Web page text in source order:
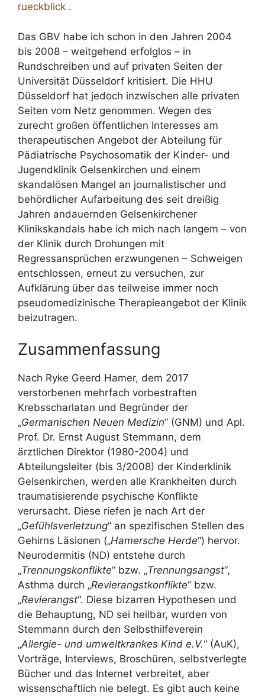
rueckblick .
Das GBV habe ich schon in den Jahren 2004
bis 2008 – weitgehend erfolglos – in
Rundschreiben und auf privaten Seiten der
Universität Düsseldorf kritisiert. Die HHU
Düsseldorf hat jedoch inzwischen alle privaten
Seiten vom Netz genommen. Wegen des
zurecht großen öffentlichen Interesses am
therapeutischen Angebot der Abteilung für
Pädiatrische Psychosomatik der Kinder- und
Jugendklinik Gelsenkirchen und einem
skandalösen Mangel an journalistischer und
behördlicher Aufarbeitung des seit dreißig
Jahren andauernden Gelsenkirchener
Klinikskandals habe ich mich nach langem – von
der Klinik durch Drohungen mit
Regressansprüchen erzwungenen – Schweigen
entschlossen, erneut zu versuchen, zur
Aufklärung über das teilweise immer noch
pseudomedizinische Therapieangebot der Klinik
beizutragen.
Zusammenfassung
Nach Ryke Geerd Hamer, dem 2017
verstorbenen mehrfach vorbestraften
Krebsscharlatan und Begründer der
„Germanischen Neuen Medizin“ (GNM) und Apl.
Prof. Dr. Ernst August Stemmann, dem
ärztlichen Direktor (1980-2004) und
Abteilungsleiter (bis 3/2008) der Kinderklinik
Gelsenkirchen, werden alle Krankheiten durch
traumatisierende psychische Konflikte
verursacht. Diese riefen je nach Art der
„Gefühlsverletzung“ an spezifischen Stellen des
Gehirns Läsionen („Hamersche Herde“) hervor.
Neurodermitis (ND) entstehe durch
„Trennungskonflikte“ bzw. „Trennungsangst“,
Asthma durch „Revierangstkonflikte“ bzw.
„Revierangst“. Diese bizarren Hypothesen und
die Behauptung, ND sei heilbar, wurden von
Stemmann durch den Selbsthilfeverein
„Allergie- und umweltkrankes Kind e.V.“ (AuK),
Vorträge, Interviews, Broschüren, selbstverlegte
Bücher und das Internet verbreitet, aber
wissenschaftlich nie belegt. Es gibt auch keine